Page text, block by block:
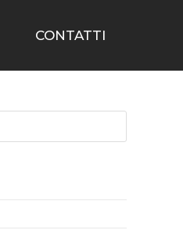
CONTATTI